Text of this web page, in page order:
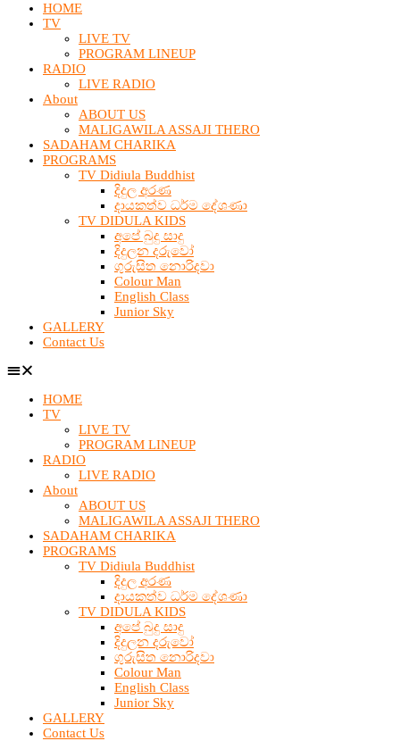
HOME
TV
LIVE TV
PROGRAM LINEUP
RADIO
LIVE RADIO
About
ABOUT US
MALIGAWILA ASSAJI THERO
SADAHAM CHARIKA
PROGRAMS
TV Didiula Buddhist
දිදුල අරණ
දායකත්ව ධර්ම දේශණා
TV DIDULA KIDS
අපේ බුදු සාදු
දිදුලන දරුවෝ
ගුරුසිත නොරිදවා
Colour Man
English Class
Junior Sky
GALLERY
Contact Us
HOME
TV
LIVE TV
PROGRAM LINEUP
RADIO
LIVE RADIO
About
ABOUT US
MALIGAWILA ASSAJI THERO
SADAHAM CHARIKA
PROGRAMS
TV Didiula Buddhist
දිදුල අරණ
දායකත්ව ධර්ම දේශණා
TV DIDULA KIDS
අපේ බුදු සාදු
දිදුලන දරුවෝ
ගුරුසිත නොරිදවා
Colour Man
English Class
Junior Sky
GALLERY
Contact Us